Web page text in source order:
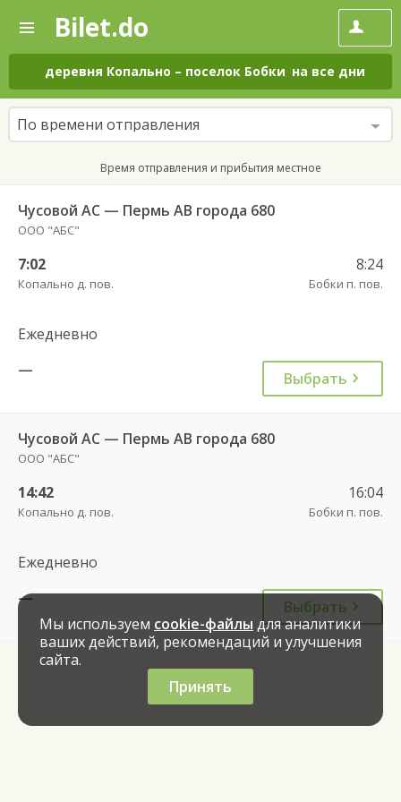
—
Поиск
и
покупка
билетов
на
автобус
онлайн
Bilet.do
деревня Копально – поселок Бобки на все дни
По времени отправления
Время отправления и прибытия местное
Чусовой АС — Пермь АВ города 680
ООО "АБС"
7:02
Копально д. пов.
8:24
Бобки п. пов.
Ежедневно
—
Выбрать
Чусовой АС — Пермь АВ города 680
ООО "АБС"
14:42
Копально д. пов.
16:04
Бобки п. пов.
Ежедневно
—
Выбрать
Мы используем cookie-файлы для аналитики
ваших действий, рекомендаций и улучшения
сайта.
Принять